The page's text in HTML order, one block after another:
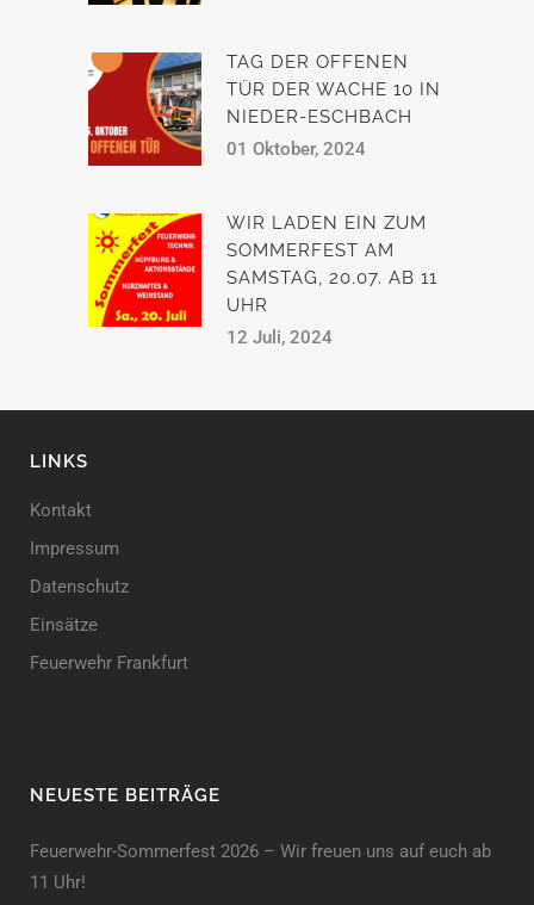
TAG DER OFFENEN
TÜR DER WACHE 10 IN
NIEDER-ESCHBACH
01 Oktober, 2024
WIR LADEN EIN ZUM
SOMMERFEST AM
SAMSTAG, 20.07. AB 11
UHR
12 Juli, 2024
LINKS
Kontakt
Impressum
Datenschutz
Einsätze
Feuerwehr Frankfurt
NEUESTE BEITRÄGE
Feuerwehr-Sommerfest 2026 – Wir freuen uns auf euch ab
11 Uhr!